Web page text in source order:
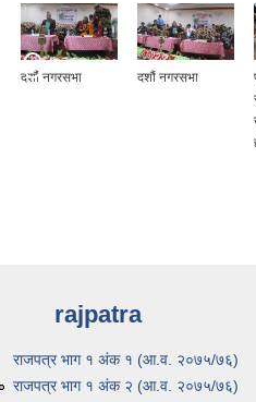
दशौं नगरसभा दशौं नगरसभा
rajpatra
राजपत्र भाग १ अंक १ (आ.व. २०७५/७६)
राजपत्र भाग १ अंक २ (आ.व. २०७५/७६)